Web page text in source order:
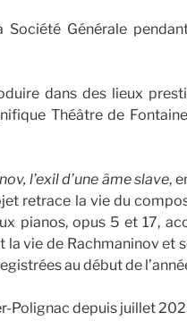
Générale
dans des lieux
Théâtre de
l’exil d’une âme slave,
retrace la vie du
pianos, opus 5 et 17,
vie de Rachmaninov et
au début de
Polignac depuis juillet